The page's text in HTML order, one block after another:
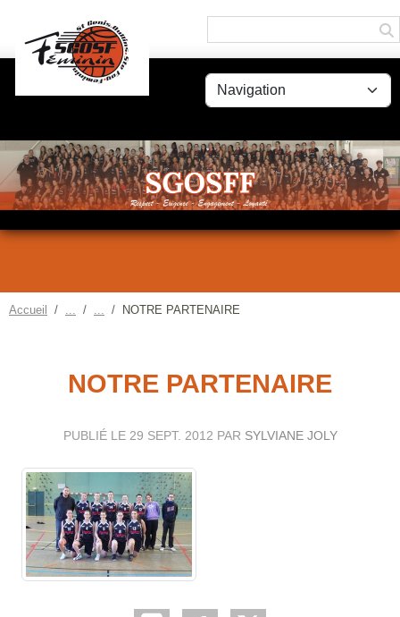
Accueil NOTRE PARTENAIRE
NOTRE PARTENAIRE
PUBLIÉ LE 29 SEPT. 2012 PAR SYLVIANE JOLY